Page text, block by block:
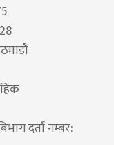
दर्ता नम्बर: